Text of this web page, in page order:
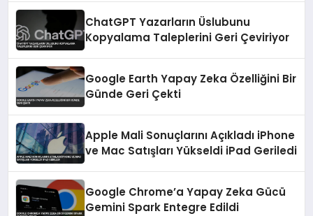
ChatGPT Yazarların Üslubunu
Kopyalama Taleplerini Geri Çeviriyor
Google Earth Yapay Zeka Özelliğini Bir
Günde Geri Çekti
Apple Mali Sonuçlarını Açıkladı iPhone
ve Mac Satışları Yükseldi iPad Geriledi
Google Chrome’a Yapay Zeka Gücü
Gemini Spark Entegre Edildi